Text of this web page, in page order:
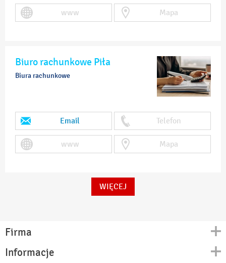
www Mapa
Biuro rachunkowe Piła
Biura rachunkowe
Email Telefon
www Mapa
WIĘCEJ
Firma
Kontakt
Informacje